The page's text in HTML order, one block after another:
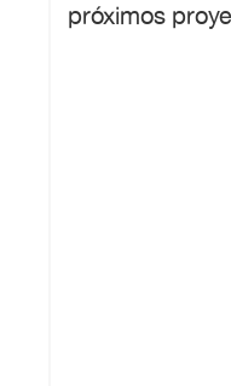
próximos